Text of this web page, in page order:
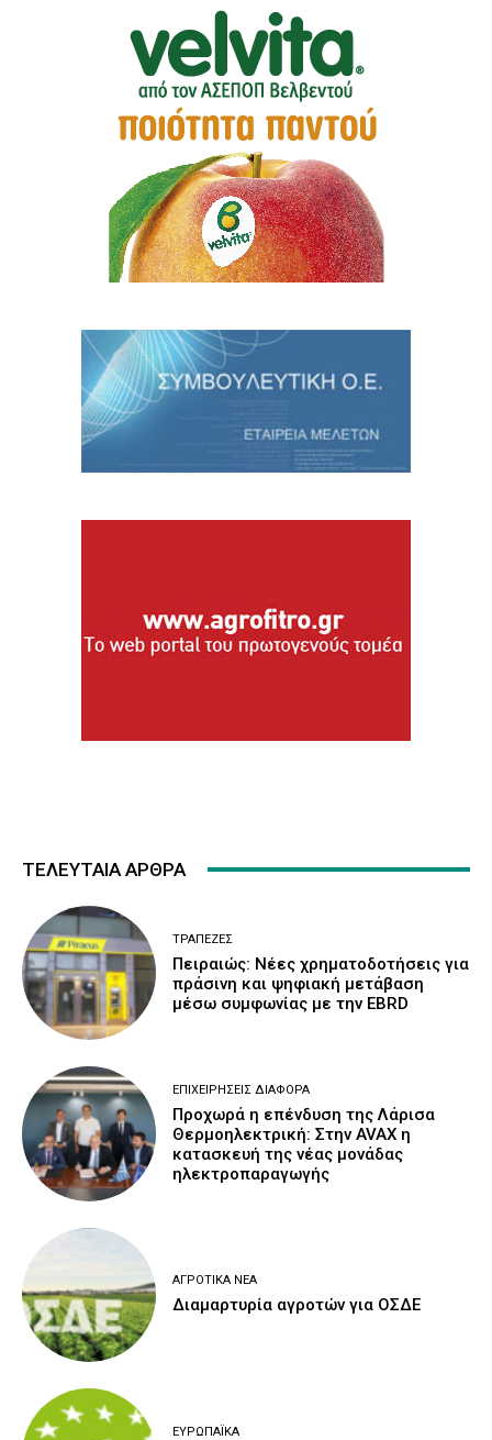
ΤΕΛΕΥΤΑΙΑ ΑΡΘΡΑ
ΤΡΆΠΕΖΕΣ
Πειραιώς: Νέες χρηματοδοτήσεις για
πράσινη και ψηφιακή μετάβαση
μέσω συμφωνίας με την EBRD
ΕΠΙΧΕΙΡΉΣΕΙΣ ΔΙΆΦΟΡΑ
Προχωρά η επένδυση της Λάρισα
Θερμοηλεκτρική: Στην AVAX η
κατασκευή της νέας μονάδας
ηλεκτροπαραγωγής
ΑΓΡΟΤΙΚΆ ΝΈΑ
Διαμαρτυρία αγροτών για ΟΣΔΕ
ΕΥΡΩΠΑΪΚΆ